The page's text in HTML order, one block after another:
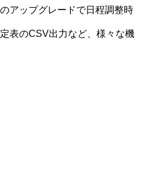
アップグレードで日程調整時
表のCSV出力など、様々な機